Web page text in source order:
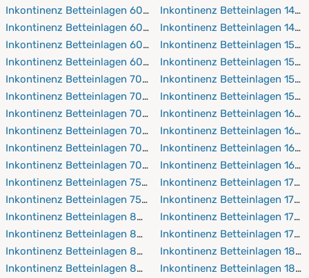
Inkontinenz Betteinlagen 60x190 cm
Inkontinenz Betteinlagen 60x200 cm
Inkontinenz Betteinlagen 60x210 cm
Inkontinenz Betteinlagen 60x220 cm
Inkontinenz Betteinlagen 70x140 cm
Inkontinenz Betteinlagen 70x160 cm
Inkontinenz Betteinlagen 70x190 cm
Inkontinenz Betteinlagen 70x200 cm
Inkontinenz Betteinlagen 70x210 cm
Inkontinenz Betteinlagen 70x220 cm
Inkontinenz Betteinlagen 75x90 cm
Inkontinenz Betteinlagen 75x150 cm
Inkontinenz Betteinlagen 80x160 cm
Inkontinenz Betteinlagen 80x190 cm
Inkontinenz Betteinlagen 80x200 cm
Inkontinenz Betteinlagen 80x210 cm
Inkontinenz Betteinlagen
Inkontinenz Betteinlagen
Inkontinenz Betteinlagen
Inkontinenz Betteinlagen
Inkontinenz Betteinlagen
Inkontinenz Betteinlagen
Inkontinenz Betteinlagen
Inkontinenz Betteinlagen
Inkontinenz Betteinlagen
Inkontinenz Betteinlagen
Inkontinenz Betteinlagen
Inkontinenz Betteinlagen
Inkontinenz Betteinlagen
Inkontinenz Betteinlagen
Inkontinenz Betteinlagen
Inkontinenz Betteinlagen